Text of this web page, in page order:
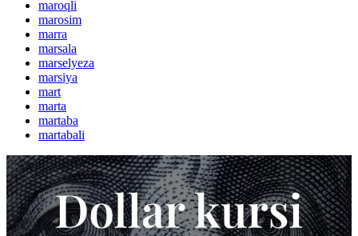
maroqli
marosim
marra
marsala
marselyeza
marsiya
mart
marta
martaba
martabali